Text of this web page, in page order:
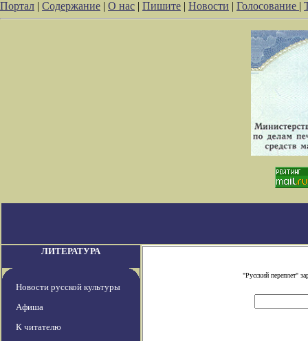
Портал | Содержание | О нас | Пишите | Новости | Голосование |
ЛИТЕРАТУРА
Новости русской культуры
Афиша
К читателю
"Русский переплет"